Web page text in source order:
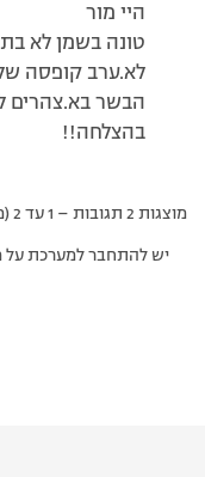
היי מור
טונה בשמן לא
לא.ערב קופסה
הבשר בא.צהרים לאכול 2
בהצלחה!!
מוצגות 2 תגובות – 1 עד 2 (מתוך 2 סה״כ)
יש להתחבר למערכת על